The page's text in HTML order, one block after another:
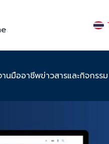
นมืออาชีพข่าวสารและกิจกรรม